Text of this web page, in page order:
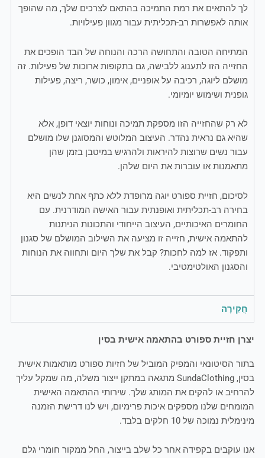
לך להתאים את רמת התמיכה בהתאם לצרכים שלך, מה שהופך
אותה לאפשרות רב-תכליתית עבור מגוון פעילויות.
המתיחה הטובה והתחושה הרכה והנוחה של הבד הופכים את
החזייה הזו לתענוג ללבישה, גם בתקופות ארוכות של פעילות. זה
מושלם ליוגה, רכיבה על אופניים, אימון, כושר, ריצה, פעילות
גופנית ושימוש יומיומי.
לא רק שהחזייה הזו מספקת תמיכה ונוחות יוצאי דופן, אלא
שהיא גם נראית נהדר. העיצוב המלוטש והמסוגנן שלו מושלם
עבור נשים שרוצות להיראות ולהרגיש במיטבן בזמן שהן
מתאמנות או עוברות את היום שלהן.
לסיכום, חזיית ספורט יוגה מרופדת ללא כתף אחת לנשים היא
בחירה רב-תכליתית ואופנתית עבור האישה המודרנית. עם
החומרים האיכותיים, העיצוב הייחודי והתכונות הניתנות
להתאמה אישית, חזייה זו מציעה את השילוב המושלם של סגנון
ותפקוד. אז למה לחכות? קבל את שלך היום ותחווה את הנוחות
והסגנון האולטימטיבי.
חֲקִירָה
יצרן חזיית ספורט בהתאמה אישית בסין
בתור הסיטונאי והמפיק המוביל של חזיות ספורט מותאמות אישית
בסין, SundaClothing מתגאה במתקן ייצור משלה, מה שמקל עליך
להרחיב או להקים את המותג שלך. שירותי ההתאמה האישית
המומחים שלנו מספקים איכות פרימיום, ויש לנו דרישת הזמנה
מינימלית נמוכה של 10 חלקים בלבד.
אנו עוקבים בקפידה אחר כל שלב בייצור, החל ממקור חומרי גלם